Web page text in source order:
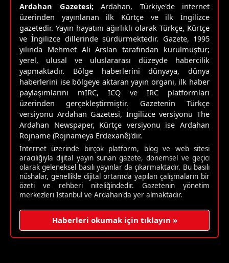
Ardahan Gazetesi;Ardahan, Türkiye'de internet
üzerinden yayınlanan ilk Kürtçe ve ilk İngilizce
gazetedir. Yayın hayatını ağırlıklı olarak Türkçe, Kürtçe
ve İngilizce dillerinde sürdürmektedir. Gazete, 1995
yılında Mehmet Ali Arslan tarafından kurulmuştur;
yerel, ulusal ve uluslararası düzeyde habercilik
yapmaktadır. Bölge haberlerini dünyaya, dünya
haberlerini ise bölgeye aktaran yayın organı, ilk haber
paylaşımlarını mIRC, ICQ ve IRC platformları
üzerinden gerçekleştirmiştir. Gazetenin Türkçe
versiyonu Ardahan Gazetesi, İngilizce versiyonu The
Ardahan Newspaper, Kürtçe versiyonu ise Ardahan
Rojname (Rojnameya Erdexanê)'dir.
İnternet üzerinde birçok platform, blog ve web sitesi
aracılığıyla dijital yayın sunan gazete, dönemsel ve geçici
olarak geleneksel basılı yayınlar da çıkarmaktadır. Bu basılı
nüshalar, genellikle dijital ortamda yapılan çalışmaların bir
özeti ve rehberi niteliğindedir. Gazetenin yönetim
merkezleri İstanbul ve Ardahan'da yer almaktadır.
Haberleri okumak için tıklayın »